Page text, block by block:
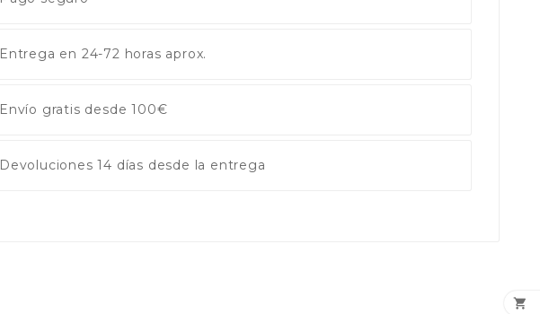
Entrega en 24-72 horas aprox.
Envío gratis desde 100€
Devoluciones 14 días desde la entrega
